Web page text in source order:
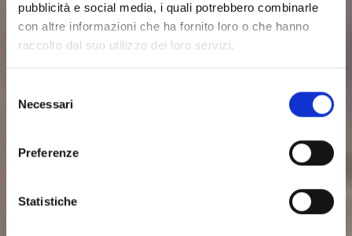
pubblicità e social media, i quali potrebbero combinarle
con altre informazioni che ha fornito loro o che hanno
raccolto dal suo utilizzo dei loro servizi.
delNecessari
Preferenze
Statistiche
FAMILY RESORT